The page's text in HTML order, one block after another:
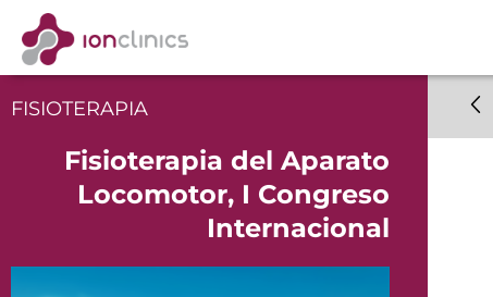
FISIOTERAPIA
Fisioterapia del Aparato
Locomotor, I Congreso
Internacional